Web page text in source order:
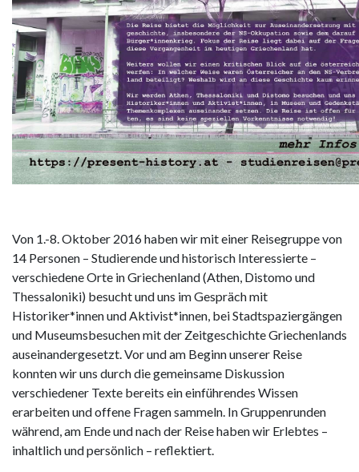
Von 1.-8. Oktober 2016 haben wir mit einer Reisegruppe von
14 Personen – Studierende und historisch Interessierte –
verschiedene Orte in Griechenland (Athen, Distomo und
Thessaloniki) besucht und uns im Gespräch mit
Historiker*innen und Aktivist*innen, bei Stadtspaziergängen
und Museumsbesuchen mit der Zeitgeschichte Griechenlands
auseinandergesetzt. Vor und am Beginn unserer Reise
konnten wir uns durch die gemeinsame Diskussion
verschiedener Texte bereits ein einführendes Wissen
erarbeiten und offene Fragen sammeln. In Gruppenrunden
während, am Ende und nach der Reise haben wir Erlebtes –
inhaltlich und persönlich – reflektiert.